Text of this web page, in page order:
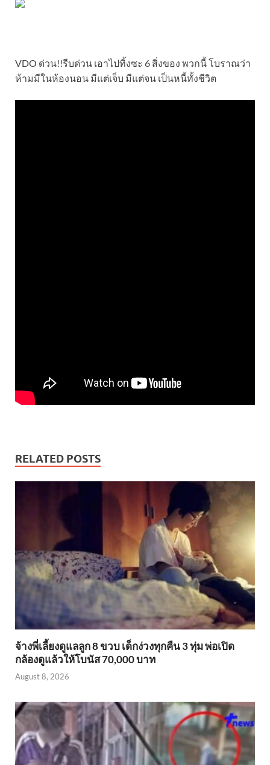
VDO ด่วน!!รีบด่วน เอาไปทิ้งซะ 6 สิ่งของ พวกนี้ โบราณว่า
ห้ามมีในห้องนอน มีแต่เจ็บ มีแต่จน เป็นหนี้ทั้งชีวิต
RELATED POSTS
จ้างพี่เลี้ยงดูแลลูก 8 ขวบ เด็กง่วงทุกคืน 3 ทุ่ม พ่อเปิด
กล้องดูแล้วให้โบนัส 70,000 บาท
August 8, 2026